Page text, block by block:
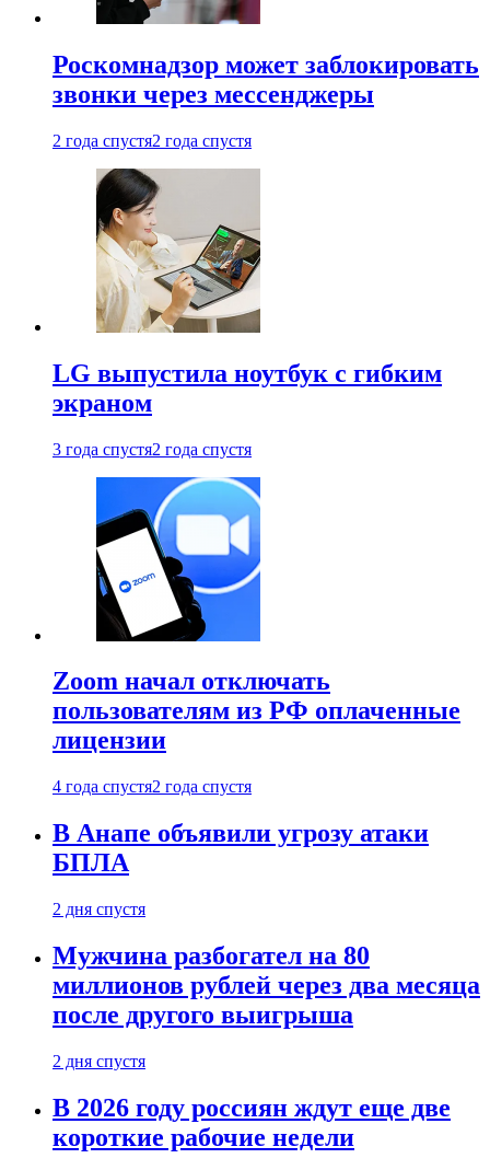
Роскомнадзор может заблокировать
звонки через мессенджеры
2 года спустя2 года спустя
LG выпустила ноутбук с гибким
экраном
3 года спустя2 года спустя
Zoom начал отключать
пользователям из РФ оплаченные
лицензии
4 года спустя2 года спустя
В Анапе объявили угрозу атаки
БПЛА
2 дня спустя
Мужчина разбогател на 80
миллионов рублей через два месяца
после другого выигрыша
2 дня спустя
В 2026 году россиян ждут еще две
короткие рабочие недели